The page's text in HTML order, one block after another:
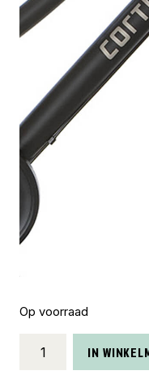
Op voorraad
spatbord
IN